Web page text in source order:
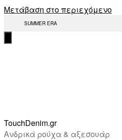
Μετάβαση στο περιεχόμενο
SUMMER ERA
TouchDenim.gr
Ανδρικά ρούχα & αξεσουάρ